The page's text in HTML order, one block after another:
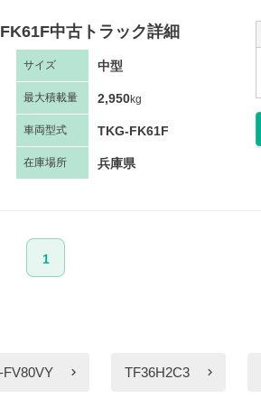
中古トラック詳細
サイズ 中型
最大積載量 2,950kg
車両型式 TKG-FK61F
在庫場所 兵庫県
1
FV80VY TF36H2C3